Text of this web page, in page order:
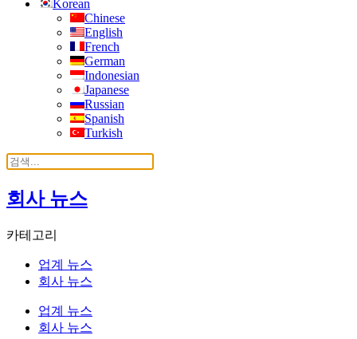
Korean
Chinese
English
French
German
Indonesian
Japanese
Russian
Spanish
Turkish
회사 뉴스
카테고리
업계 뉴스
회사 뉴스
업계 뉴스
회사 뉴스